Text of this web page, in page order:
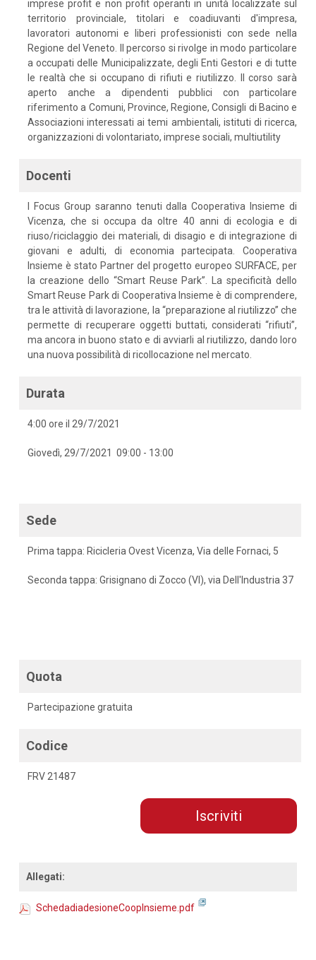
imprese profit e non profit operanti in unità localizzate sul
territorio provinciale, titolari e coadiuvanti d'impresa,
lavoratori autonomi e liberi professionisti con sede nella
Regione del Veneto. Il percorso si rivolge in modo particolare
a occupati delle Municipalizzate, degli Enti Gestori e di tutte
le realtà che si occupano di rifiuti e riutilizzo. Il corso sarà
aperto anche a dipendenti pubblici con particolare
riferimento a Comuni, Province, Regione, Consigli di Bacino e
Associazioni interessati ai temi ambientali, istituti di ricerca,
organizzazioni di volontariato, imprese sociali, multiutility
Docenti
I Focus Group saranno tenuti dalla Cooperativa Insieme di
Vicenza, che si occupa da oltre 40 anni di ecologia e di
riuso/riciclaggio dei materiali, di disagio e di integrazione di
giovani e adulti, di economia partecipata. Cooperativa
Insieme è stato Partner del progetto europeo SURFACE, per
la creazione dello “Smart Reuse Park”. La specificità dello
Smart Reuse Park di Cooperativa Insieme è di comprendere,
tra le attività di lavorazione, la “preparazione al riutilizzo” che
permette di recuperare oggetti buttati, considerati “rifiuti”,
ma ancora in buono stato e di avviarli al riutilizzo, dando loro
una nuova possibilità di ricollocazione nel mercato.
Durata
4:00 ore il 29/7/2021
Giovedì, 29/7/2021 09:00 - 13:00
Sede
Prima tappa: Ricicleria Ovest Vicenza, Via delle Fornaci, 5
Seconda tappa: Grisignano di Zocco (VI), via Dell'Industria 37
Quota
Partecipazione gratuita
Codice
FRV 21487
Iscriviti
Allegati:
SchedadiadesioneCoopInsieme.pdf